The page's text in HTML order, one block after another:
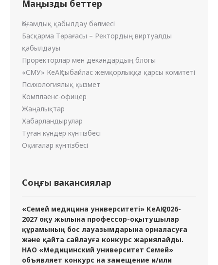
Маңызды беттер
Қоғамдық қабылдау бөлмесі
Басқарма Төрағасы – Ректордың виртуалды
қабылдауы
Проректорлар мен декандардың блогы
«СМУ» КеАҚ сыбайлас жемқорлыққа қарсы комитеті
Психологиялық қызмет
Комплаенс-офицер
Жаңалықтар
Хабарландырулар
Туған күндер күнтізбесі
Оқиғалар күнтізбесі
Соңғы вакансиялар
«Семей медицина университеті» КеАҚ 2026-
2027 оқу жылына профессор-оқытушылар
құрамының бос лауазымдарына орналасуға
және қайта сайлауға конкурс жариялайды.
НАО «Медицинский университет Семей»
объявляет конкурс на замещение и/или